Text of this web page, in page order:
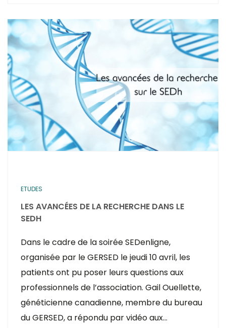
ETUDES
LES AVANCÉES DE LA RECHERCHE DANS LE
SEDH
Dans le cadre de la soirée SEDenligne,
organisée par le GERSED le jeudi 10 avril, les
patients ont pu poser leurs questions aux
professionnels de l’association. Gail Ouellette,
généticienne canadienne, membre du bureau
du GERSED, a répondu par vidéo aux…